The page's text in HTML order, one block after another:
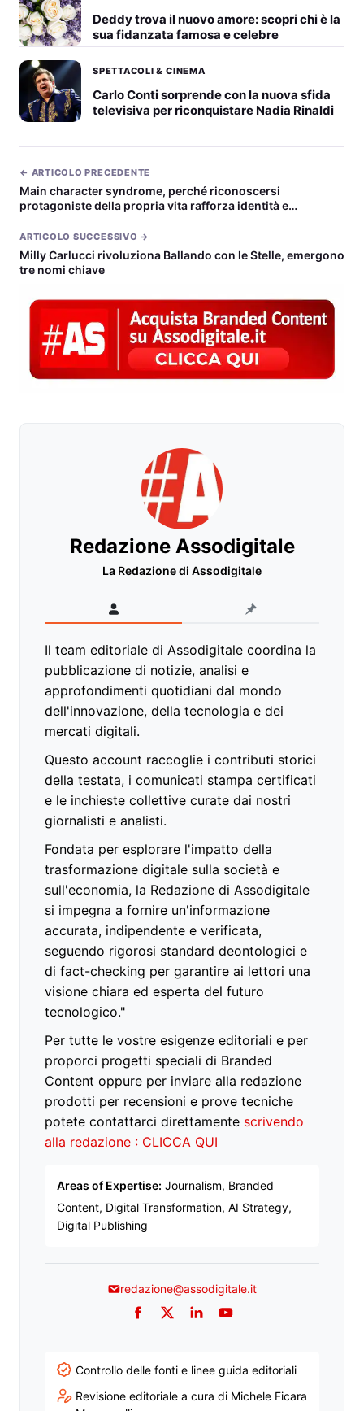
Deddy trova il nuovo amore: scopri chi è la
sua fidanzata famosa e celebre
SPETTACOLI & CINEMA
Carlo Conti sorprende con la nuova sfida
televisiva per riconquistare Nadia Rinaldi
← ARTICOLO PRECEDENTE
Main character syndrome, perché riconoscersi
protagoniste della propria vita rafforza identità e
ARTICOLO SUCCESSIVO →
Milly Carlucci rivoluziona Ballando con le Stelle, emergono
tre nomi chiave
Redazione Assodigitale
La Redazione di Assodigitale
Il team editoriale di Assodigitale coordina la
pubblicazione di notizie, analisi e
approfondimenti quotidiani dal mondo
dell'innovazione, della tecnologia e dei
mercati digitali.
Questo account raccoglie i contributi storici
della testata, i comunicati stampa certificati
e le inchieste collettive curate dai nostri
giornalisti e analisti.
Fondata per esplorare l'impatto della
trasformazione digitale sulla società e
sull'economia, la Redazione di Assodigitale
si impegna a fornire un'informazione
accurata, indipendente e verificata,
seguendo rigorosi standard deontologici e
di fact-checking per garantire ai lettori una
visione chiara ed esperta del futuro
tecnologico."
Per tutte le vostre esigenze editoriali e per
proporci progetti speciali di Branded
Content oppure per inviare alla redazione
prodotti per recensioni e prove tecniche
potete contattarci direttamente scrivendo
alla redazione : CLICCA QUI
Areas of Expertise: Journalism, Branded
Content, Digital Transformation, AI Strategy,
Digital Publishing
redazione@assodigitale.it
Facebook
TwitterLinkedInYouTube
Controllo delle fonti e linee guida editoriali
Revisione editoriale a cura di Michele Ficara